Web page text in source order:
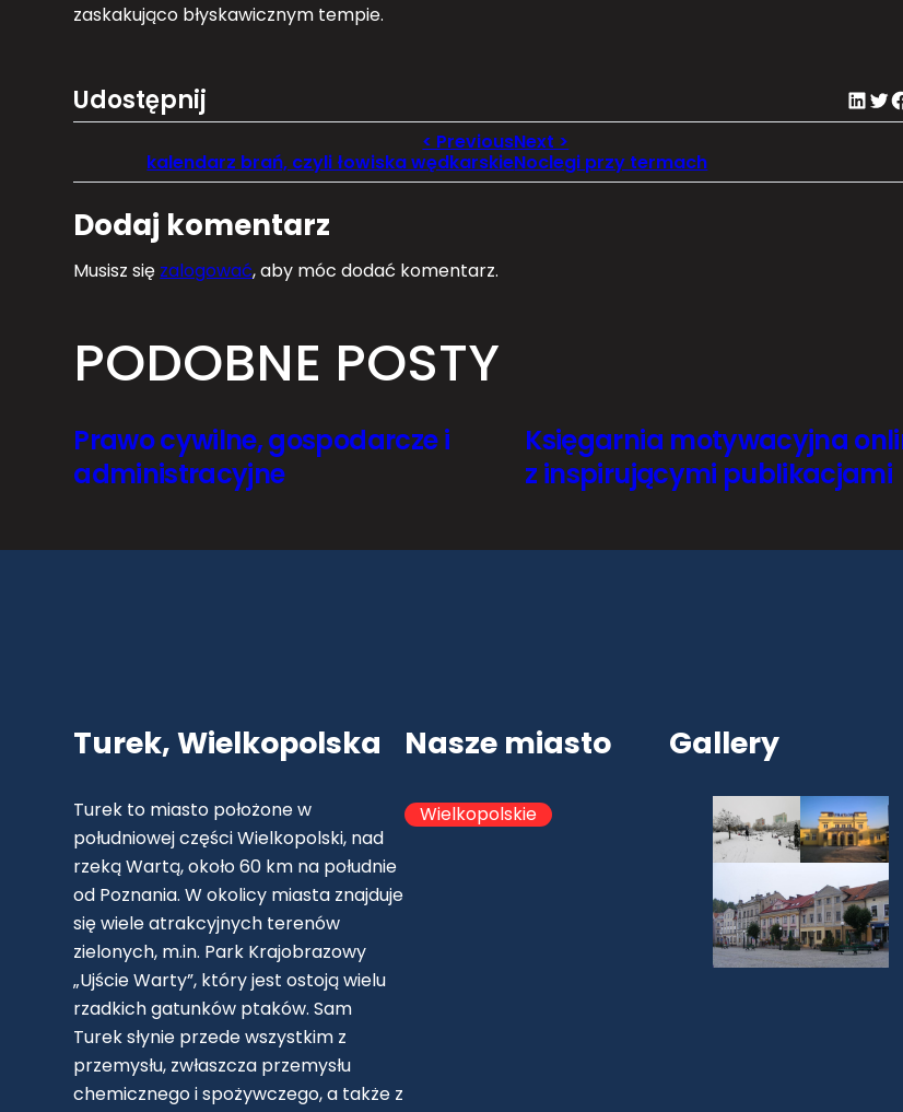
zaskakująco błyskawicznym tempie.
Udostępnij LinkedIn Twitter Facebook
kalendarz brań, czyli łowiska wędkarskieNoclegi przy termach
Dodaj komentarz
Musisz się zalogować, aby móc dodać komentarz.
PODOBNE POSTY
Prawo cywilne, gospodarcze i
administracyjne
Księgarnia motywacyjna
z inspirującymi publikacjami
Turek, Wielkopolska
Turek to miasto położone w
południowej części Wielkopolski, nad
rzeką Wartą, około 60 km na południe
od Poznania. W okolicy miasta znajduje
się wiele atrakcyjnych terenów
zielonych, m.in. Park Krajobrazowy
„Ujście Warty”, który jest ostoją wielu
rzadkich gatunków ptaków. Sam
Turek słynie przede wszystkim z
przemysłu, zwłaszcza przemysłu
chemicznego i spożywczego, a także z
Nasze miasto
Wielkopolskie
Gallery